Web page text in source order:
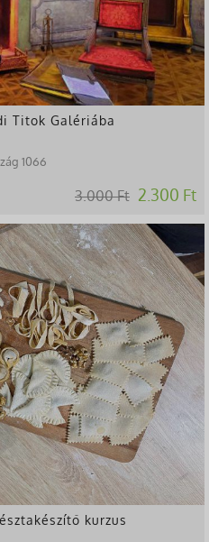
Titok Galériába
1066
3.000 Ft 2.300 Ft
kurzus